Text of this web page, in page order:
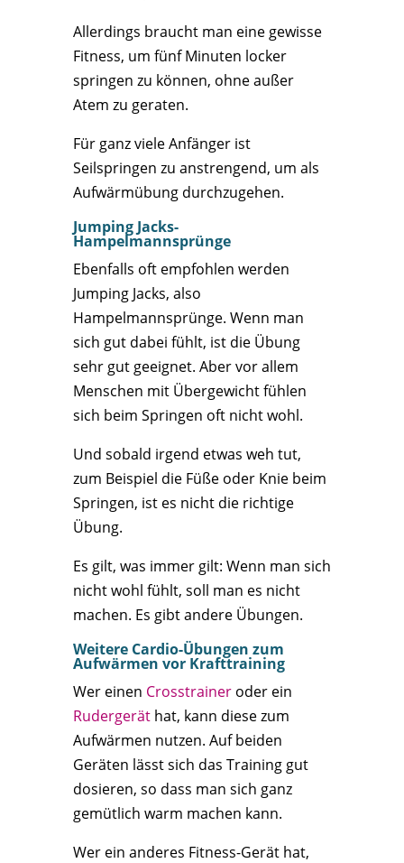
Allerdings braucht man eine gewisse
Fitness, um fünf Minuten locker
springen zu können, ohne außer
Atem zu geraten.
Für ganz viele Anfänger ist
Seilspringen zu anstrengend, um als
Aufwärmübung durchzugehen.
Jumping Jacks-
Hampelmannsprünge
Ebenfalls oft empfohlen werden
Jumping Jacks, also
Hampelmannsprünge. Wenn man
sich gut dabei fühlt, ist die Übung
sehr gut geeignet. Aber vor allem
Menschen mit Übergewicht fühlen
sich beim Springen oft nicht wohl.
Und sobald irgend etwas weh tut,
zum Beispiel die Füße oder Knie beim
Springen, ist es nicht die richtige
Übung.
Es gilt, was immer gilt: Wenn man sich
nicht wohl fühlt, soll man es nicht
machen. Es gibt andere Übungen.
Weitere Cardio-Übungen zum
Aufwärmen vor Krafttraining
Wer einen Crosstraineroder ein
Rudergeräthat, kann diese zum
Aufwärmen nutzen. Auf beiden
Geräten lässt sich das Training gut
dosieren, so dass man sich ganz
gemütlich warm machen kann.
Wer ein anderes Fitness-Gerät hat,